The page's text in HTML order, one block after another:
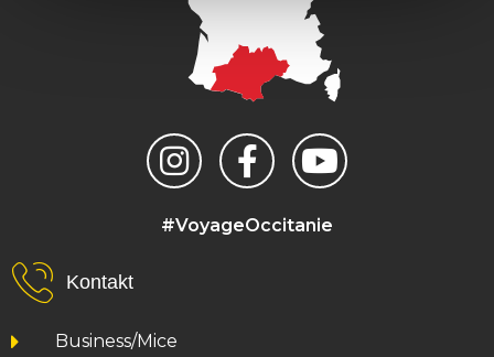
#VoyageOccitanie
Kontakt
Business/Mice